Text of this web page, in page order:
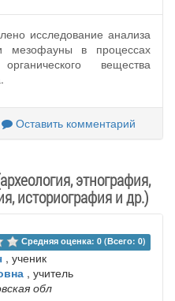
исследование анализа
мезофауны в процессах
вещества
Оставить комментарий
этнография,
историография и др.)
Средняя оценка: 0 (Всего: 0)
, ученик
, учитель
обл